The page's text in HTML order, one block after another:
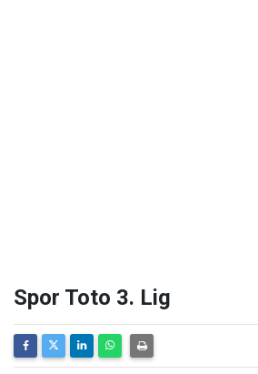
Spor Toto 3. Lig